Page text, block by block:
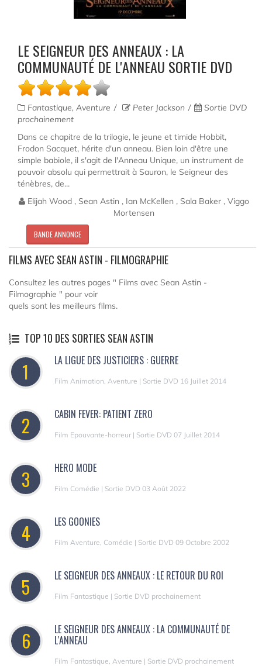
LE SEIGNEUR DES ANNEAUX : LA
COMMUNAUTÉ DE L'ANNEAU SORTIE DVD
Fantastique, Aventure Peter Jackson
Sortie DVD
prochainement
Dans ce chapitre de la trilogie, le jeune et timide Hobbit,
Frodon Sacquet, hérite d'un anneau. Bien loin d'être une
simple babiole, il s'agit de l'Anneau Unique, un instrument de
pouvoir absolu qui permettrait à Sauron, le Seigneur des
ténèbres, de...
Elijah Wood , Sean Astin , Ian McKellen , Sala Baker , Viggo
Mortensen
BANDE ANNONCE
FILMS AVEC SEAN ASTIN - FILMOGRAPHIE
Consultez les autres pages " Films avec Sean Astin -
Filmographie " pour voir
quels sont les meilleurs films.
TOP 10 DES SORTIES SEAN ASTIN
1 LA LIGUE DES JUSTICIERS : GUERRE
Film Animation, Aventure | Sortie DVD 16 Juillet 2014
2 CABIN FEVER: PATIENT ZERO
Film Epouvante-horreur | Sortie DVD 07 Juillet 2014
3 HERO MODE
Film Comédie | Sortie DVD 03 Août 2022
4 LES GOONIES
Film Aventure, Comédie | Sortie DVD 09 Octobre 2002
5 LE SEIGNEUR DES ANNEAUX : LE RETOUR DU ROI
Film Fantastique | Sortie DVD prochainement
6 LE SEIGNEUR DES ANNEAUX : LA COMMUNAUTÉ DE
L'ANNEAU
Film Fantastique, Aventure | Sortie DVD prochainement